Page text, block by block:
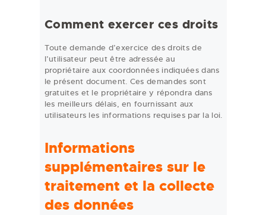
Comment exercer ces droits
Toute demande d’exercice des droits de
l’utilisateur peut être adressée au
propriétaire aux coordonnées indiquées dans
le présent document. Ces demandes sont
gratuites et le propriétaire y répondra dans
les meilleurs délais, en fournissant aux
utilisateurs les informations requises par la loi.
Informations
supplémentaires sur le
traitement et la collecte
des données